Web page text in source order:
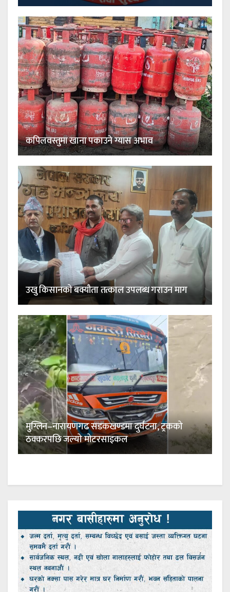
कपिलवस्तुमा खाना पकाउने ग्यास अभाव
उखु किसानको बक्यौता तत्काल उपलब्ध गराउन माग
मुग्लिन–नारायणगढ सडकखण्डमा दुर्घटना, ट्रकको
ठक्करपछि जल्यो मोटरसाइकल